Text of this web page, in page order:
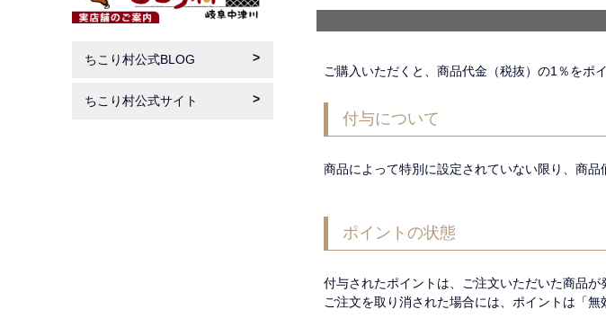
ちこり村公式BLOG
ちこり村公式サイト
ご購入いただくと、商品代金（税抜）の1％をポ
付与について
商品によって特別に設定されていない限り、商品
ポイントの状態
付与されたポイントは、ご注文いただいた商品が
ご注文を取り消された場合には、ポイントは「無